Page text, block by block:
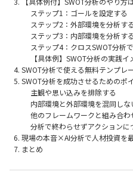
ステップ1：ゴールを設定する
ステップ2：外部環境を分析する
ステップ3：内部環境を分析する
ステップ4：クロスSWOT分析
【具体例】SWOT分析の実践イ
SWOT分析で使える無料テンプレ
SWOT分析を成功させるためのポ
主観や思い込みを排除する
内部環境と外部環境を混同しな
他のフレームワークと組み合わ
分析で終わらせずアクションに
現場の本音×AI分析で人材投資を
まとめ